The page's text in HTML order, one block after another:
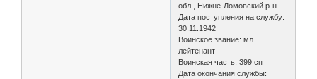
обл., Нижне-Ломовский р-н
Дата поступления на службу:
30.11.1942
Воинское звание: мл.
лейтенант
Воинская часть: 399 сп
Дата окончания службы: